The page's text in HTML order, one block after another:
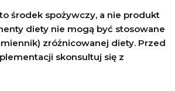
środek spożywczy, a nie produkt
diety nie mogą być stosowane
zróżnicowanej diety. Przed
skonsultuj się z